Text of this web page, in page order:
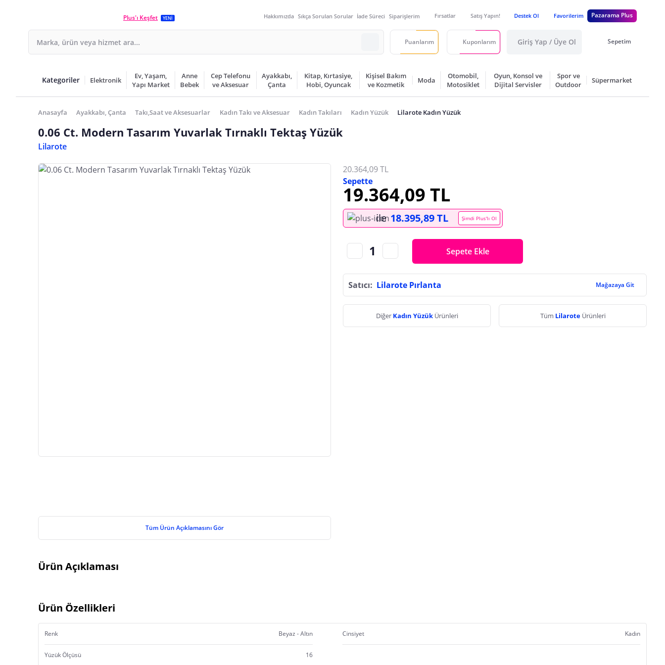
Plus'ı Keşfet YENİ Hakkımızda Sıkça Sorulan Sorular İade Süreci Siparişlerim Fırsatlar Satış Yapın! Destek Ol Favorilerim Pazarama Plus
Puanlarım Kuponlarım Giriş Yap / Üye Ol Sepetim
Kategoriler Elektronik
Ev, Yaşam,
Yapı Market
Anne
Bebek
Cep Telefonu
ve Aksesuar
Ayakkabı,
Çanta
Kitap, Kırtasiye,
Hobi, Oyuncak
Kişisel Bakım
ve Kozmetik
Moda
Otomobil,
Motosiklet
Oyun, Konsol ve
Dijital Servisler
Spor ve
Outdoor
Süpermarket
Anasayfa Ayakkabı, Çanta Takı,Saat ve Aksesuarlar Kadın Takı ve Aksesuar Kadın Takıları Kadın Yüzük Lilarote Kadın Yüzük
0.06 Ct. Modern Tasarım Yuvarlak Tırnaklı Tektaş Yüzük
Lilarote
Tüm Ürün Açıklamasını Gör
20.364,09 TL
Sepette
19.364,09 TL
ile 18.395,89 TL Şimdi Plus'lı Ol
Sepete Ekle
Satıcı: Lilarote Pırlanta Mağazaya Git
Diğer Kadın Yüzük Ürünleri Tüm Lilarote Ürünleri
Ürün Açıklaması
Ürün Özellikleri
Renk Beyaz - Altın Cinsiyet Kadın
Yüzük Ölçüsü 16